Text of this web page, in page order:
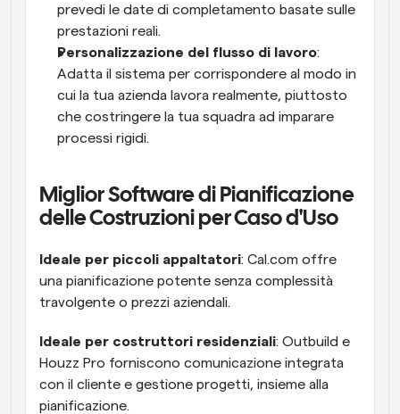
prevedi le date di completamento basate sulle
prestazioni reali.
Personalizzazione del flusso di lavoro:
Adatta il sistema per corrispondere al modo in
cui la tua azienda lavora realmente, piuttosto
che costringere la tua squadra ad imparare
processi rigidi.
Miglior Software di Pianificazione
delle Costruzioni per Caso d'Uso
Ideale per piccoli appaltatori: Cal.com offre
una pianificazione potente senza complessità
travolgente o prezzi aziendali.
Ideale per costruttori residenziali: Outbuild e
Houzz Pro forniscono comunicazione integrata
con il cliente e gestione progetti, insieme alla
pianificazione.